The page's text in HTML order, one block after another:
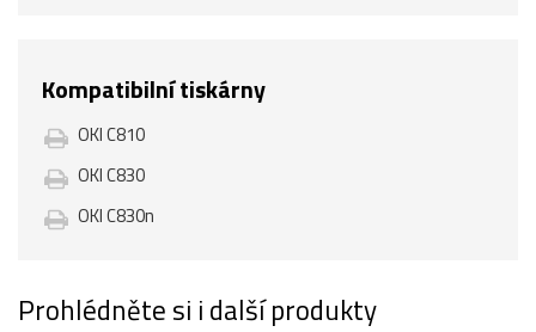
Kompatibilní tiskárny
OKI C810
OKI C830
OKI C830n
Prohlédněte si i další produkty